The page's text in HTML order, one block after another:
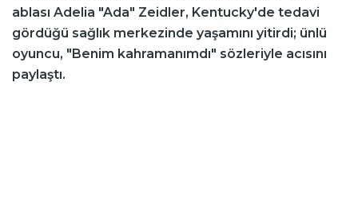
ablası Adelia "Ada" Zeidler, Kentucky'de tedavi
gördüğü sağlık merkezinde yaşamını yitirdi; ünlü
oyuncu, "Benim kahramanımdı" sözleriyle acısını
paylaştı.